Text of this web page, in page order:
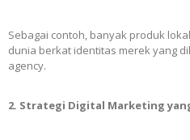
Sebagai contoh, banyak produk
dunia berkat identitas merek yang
agency.
2. Strategi Digital Marketing